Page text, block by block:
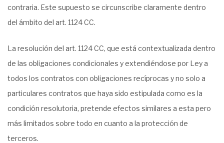
contraria. Este supuesto se circunscribe claramente dentro
del ámbito del art. 1124 CC.
La resolución del art. 1124 CC, que está contextualizada dentro
de las obligaciones condicionales y extendiéndose por Ley a
todos los contratos con obligaciones recíprocas y no solo a
particulares contratos que haya sido estipulada como es la
condición resolutoria, pretende efectos similares a esta pero
más limitados sobre todo en cuanto a la protección de
terceros.